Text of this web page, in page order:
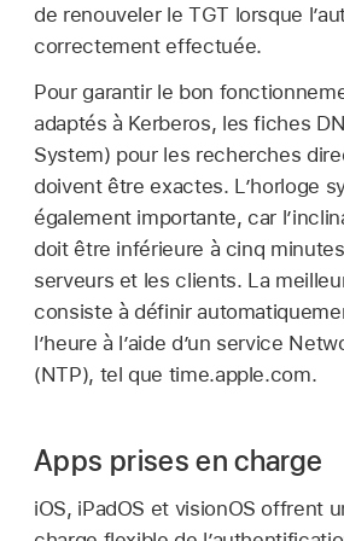
de renouveler le TGT lorsque
correctement effectuée.
Pour garantir le bon
adaptés à Kerberos, les fiches
System) pour les recherches
doivent être exactes. L’horloge
également importante, car
doit être inférieure à cinq
serveurs et les clients. La
consiste à définir
l’heure à l’aide d’un service
(NTP), tel que time.apple.com.
Apps prises en charge
iOS, iPadOS et visionOS offrent